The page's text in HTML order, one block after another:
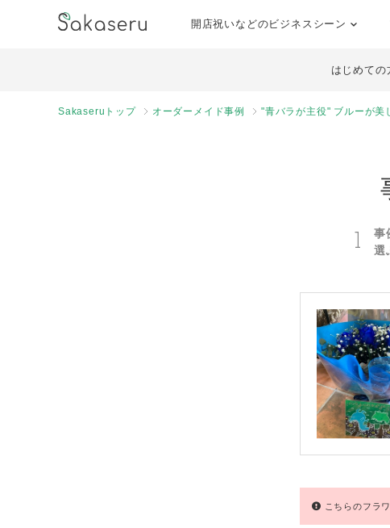
開店祝いなどのビジネスシーン
はじめての
Sakaseruトップ オーダーメイド事例 "青バラが主役" ブルーが美
1
事
選
こちらのフラ